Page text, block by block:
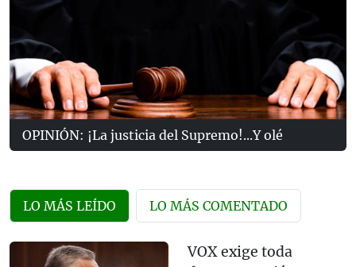
OPINIÓN: ¡La justicia del Supremo!...Y olé
LO MÁS LEÍDO LO MÁS COMENTADO
VOX exige toda